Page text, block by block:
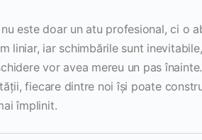
este doar un atu profesional, ci o
liniar, iar schimbările sunt
vor avea mereu un pas
fiecare dintre noi își poate
împlinit.